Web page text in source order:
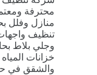
محترفة
منازل وفلل
تنظيف
وجلي بلاط
خزانات
والشقق في